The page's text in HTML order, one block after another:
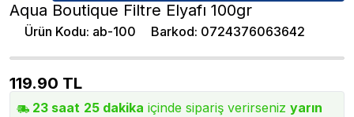
Aqua Boutique Filtre Elyafı 100gr
Ürün Kodu: ab-100 Barkod: 0724376063642
119.90 TL
23 saat 25 dakika içinde sipariş verirseniz yarın